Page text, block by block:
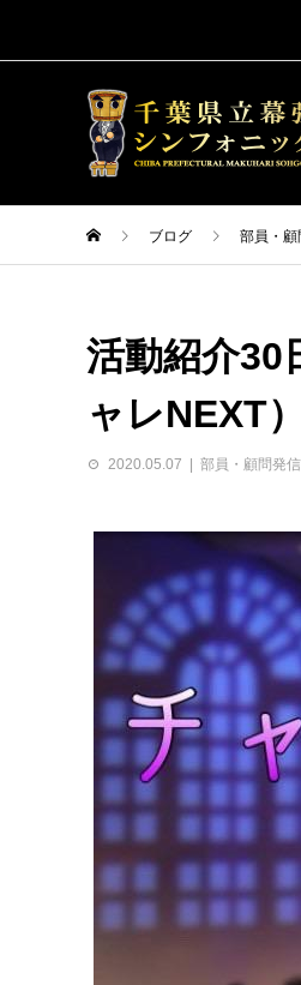
ブログ 部員・顧
活動紹介
ャレNEXT）
2020.05.07 部員・顧問発信